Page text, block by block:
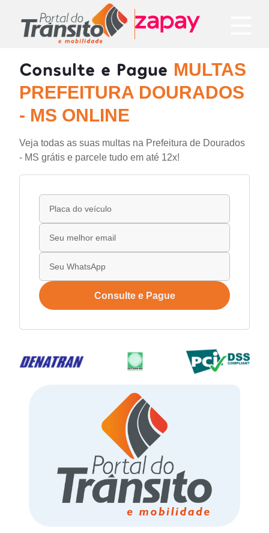
Consulte e Pague MULTAS
PREFEITURA DOURADOS
- MS ONLINE
Veja todas as suas multas na Prefeitura de Dourados
- MS grátis e parcele tudo em até 12x!
Consulte e Pague